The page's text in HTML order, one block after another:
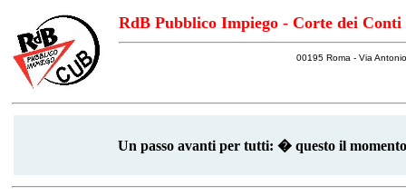
RdB Pubblico Impiego - Corte dei Conti
00195 Roma - Via
Un passo avanti per tutti: � questo il